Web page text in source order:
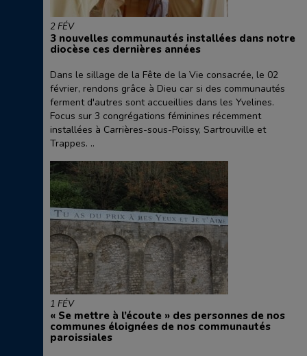
2 FÉV
3 nouvelles communautés installées dans notre
diocèse ces dernières années
Dans le sillage de la Fête de la Vie consacrée, le 02
février, rendons grâce à Dieu car si des communautés
ferment d'autres sont accueillies dans les Yvelines.
Focus sur 3 congrégations féminines récemment
installées à Carrières-sous-Poissy, Sartrouville et
Trappes. ..
1 FÉV
« Se mettre à l’écoute » des personnes de nos
communes éloignées de nos communautés
paroissiales